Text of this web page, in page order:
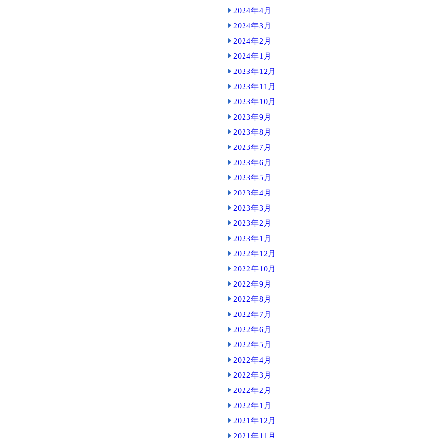
2024年4月
2024年3月
2024年2月
2024年1月
2023年12月
2023年11月
2023年10月
2023年9月
2023年8月
2023年7月
2023年6月
2023年5月
2023年4月
2023年3月
2023年2月
2023年1月
2022年12月
2022年10月
2022年9月
2022年8月
2022年7月
2022年6月
2022年5月
2022年4月
2022年3月
2022年2月
2022年1月
2021年12月
2021年11月